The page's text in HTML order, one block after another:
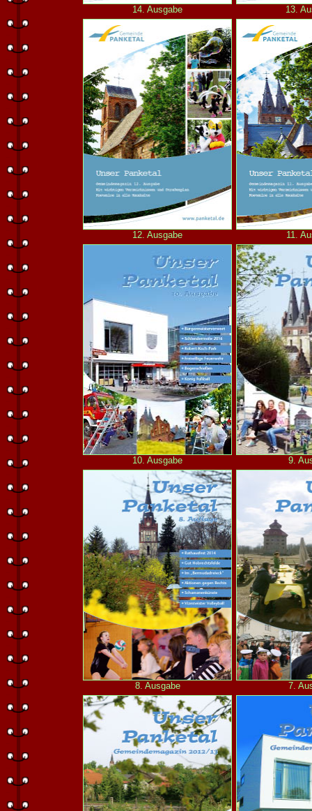
14. Ausgabe 13.
12. Ausgabe 11.
10. Ausgabe 9.
8. Ausgabe 7.